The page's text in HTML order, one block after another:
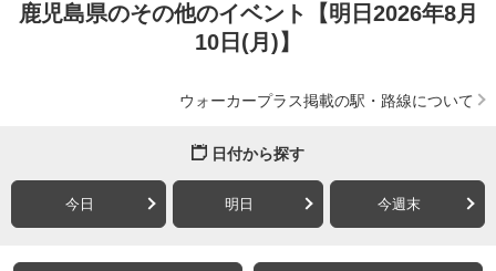
鹿児島県のその他のイベント【明日2026年8月
10日(月)】
ウォーカープラス掲載の駅・路線について
日付から探す
今日 明日 今週末